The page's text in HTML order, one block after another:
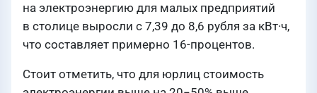
на электроэнергию для малых предприятий
в столице выросли с 7,39 до 8,6 рубля за кВт·ч,
что составляет примерно 16-процентов.
Стоит отметить, что для юрлиц стоимость